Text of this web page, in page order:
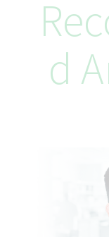
Photometrie,
(Protein- und
bereits erste
analytischer Systeme
gute EDV-
Anwendersoftware)
Anwendung im
sehr gute
Wie wir uns
kümmern wir uns
betriebliches
D